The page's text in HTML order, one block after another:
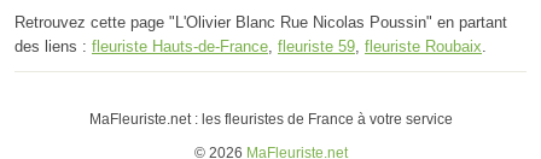
Retrouvez cette page "L'Olivier Blanc Rue Nicolas Poussin" en partant
des liens : fleuriste Hauts-de-France, fleuriste 59, fleuriste Roubaix.
MaFleuriste.net : les fleuristes de France à votre service
© 2026 MaFleuriste.net